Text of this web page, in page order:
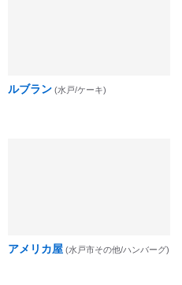
ルブラン (水戸/ケーキ)
アメリカ屋 (水戸市その他/ハンバーグ)